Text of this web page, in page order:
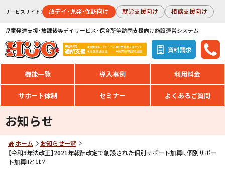
サービスサイト： 放デイ・児発・保訪向け 就労支援向け 相談支援向け
児童発達支援・放課後等デイサービス・保育所等訪問支援向け施設運営システム
資料請求
機能一覧 導入事例 利用料金
サポート体制 セミナー よくあるご質問
お知らせ
ホーム
お知らせ一覧
【令和3年法改正】2021年報酬改定で創設された個別サポート加算I、個別サポー
ト加算IIとは？